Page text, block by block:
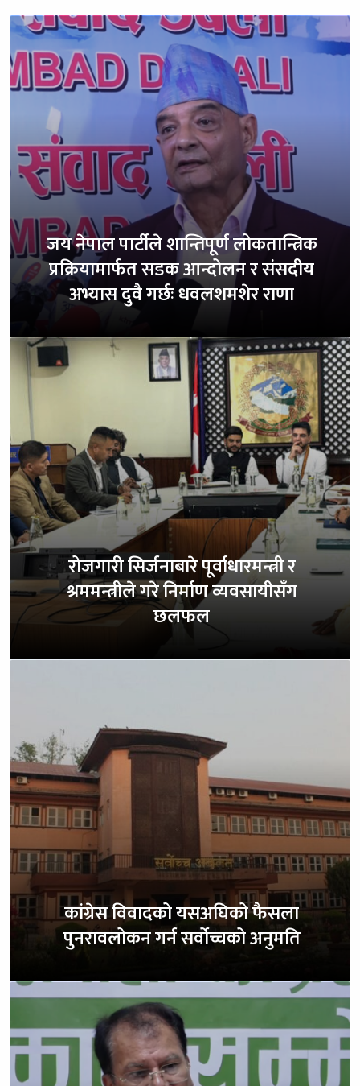
जय नेपाल पार्टीले शान्तिपूर्ण लोकतान्त्रिक
प्रक्रियामार्फत सडक आन्दोलन र संसदीय
अभ्यास दुवै गर्छः धवलशमशेर राणा
रोजगारी सिर्जनाबारे पूर्वाधारमन्त्री र
श्रममन्त्रीले गरे निर्माण व्यवसायीसँग
छलफल
कांग्रेस विवादको यसअघिको फैसला
पुनरावलोकन गर्न सर्वोच्चको अनुमति